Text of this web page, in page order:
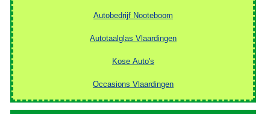
Autobedrijf Nooteboom
Autotaalglas Vlaardingen
Kose Auto's
Occasions Vlaardingen